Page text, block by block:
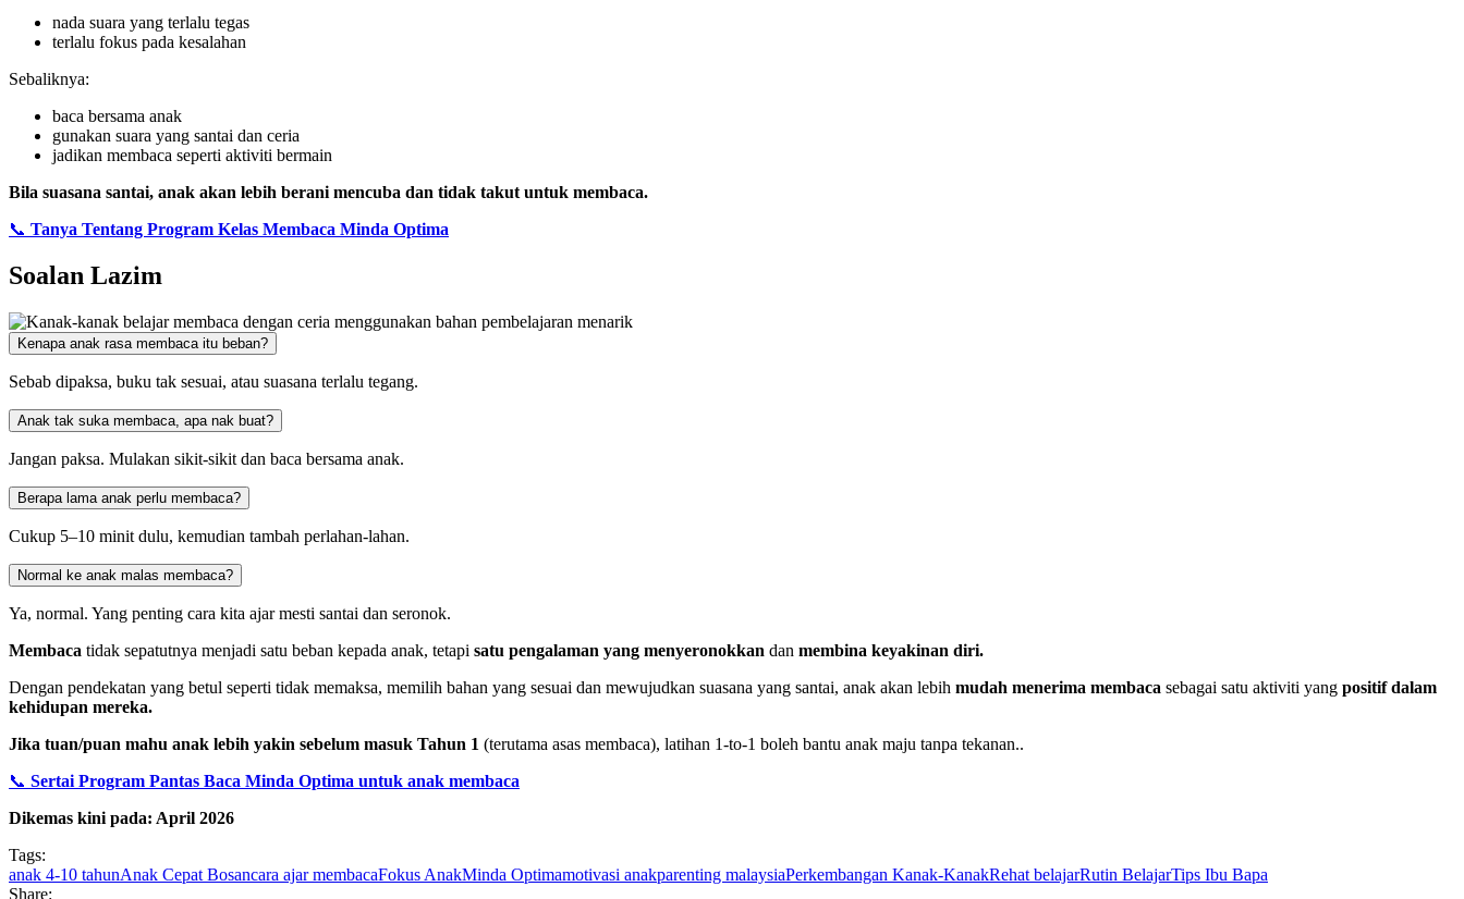
nada suara yang terlalu tegas
terlalu fokus pada kesalahan
Sebaliknya:
baca bersama anak
gunakan suara yang santai dan ceria
jadikan membaca seperti aktiviti bermain
Bila suasana santai, anak akan lebih berani mencuba dan tidak takut untuk membaca.
📞 Tanya Tentang Program Kelas Membaca Minda Optima
Soalan Lazim
Kenapa anak rasa membaca itu beban?
Sebab dipaksa, buku tak sesuai, atau suasana terlalu tegang.
Anak tak suka membaca, apa nak buat?
Jangan paksa. Mulakan sikit-sikit dan baca bersama anak.
Berapa lama anak perlu membaca?
Cukup 5–10 minit dulu, kemudian tambah perlahan-lahan.
Normal ke anak malas membaca?
Ya, normal. Yang penting cara kita ajar mesti santai dan seronok.
Membaca tidak sepatutnya menjadi satu beban kepada anak, tetapi satu pengalaman yang menyeronokkan dan membina keyakinan diri.
Dengan pendekatan yang betul seperti tidak memaksa, memilih bahan yang sesuai dan mewujudkan suasana yang santai, anak akan lebih mudah menerima membaca sebagai satu aktiviti yang positif dalam
kehidupan mereka.
Jika tuan/puan mahu anak lebih yakin sebelum masuk Tahun 1 (terutama asas membaca), latihan 1-to-1 boleh bantu anak maju tanpa tekanan..
📞 Sertai Program Pantas Baca Minda Optima untuk anak membaca
Dikemas kini pada: April 2026
Tags:
anak 4-10 tahunAnak Cepat Bosancara ajar membacaFokus AnakMinda Optimamotivasi anakparenting malaysiaPerkembangan Kanak-KanakRehat belajarRutin BelajarTips Ibu Bapa
Share: